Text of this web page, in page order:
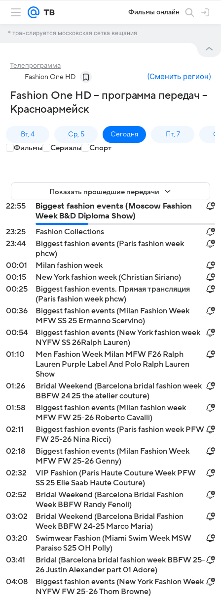
Фильмы онлайн
* транслируется московская сетка вещания
Телепрограмма
Fashion One HD (Сменить регион)
Fashion One HD – программа передач –
Красноармейск
Вт, 4 Ср, 5 Сегодня Пт, 7
Фильмы Сериалы Спорт
Показать прошедшие передачи
22:55
Biggest fashion events (Moscow Fashion
Week B&D Diploma Show)
23:25
Fashion Collections
23:44
Biggest fashion events (Paris fashion week
phcw)
00:01
Milan fashion week
00:15
New York fashion week (Christian Siriano)
00:25
Biggest fashion events. Прямая трансляция
(Paris fashion week phcw)
00:36
Biggest fashion events (Milan Fashion Week
MFW SS 25 Ermanno Scervino)
00:54
Biggest fashion events (New York fashion week
NYFW SS 26Ralph Lauren)
01:10
Men Fashion Week Milan MFW F26 Ralph
Lauren Purple Label And Polo Ralph Lauren
Show
01:26
Bridal Weekend (Barcelona bridal fashion week
BBFW 24 25 the atelier couture)
01:58
Biggest fashion events (Milan fashion week
MFW FW 25-26 Roberto Cavalli)
02:11
Biggest fashion events (Paris fashion week PFW
FW 25-26 Nina Ricci)
02:18
Biggest fashion events (Milan Fashion Week
MFW FW 25-26 Genny)
02:32
VIP Fashion (Paris Haute Couture Week PFW
SS 25 Elie Saab Haute Couture)
02:52
Bridal Weekend (Barcelona Bridal Fashion
Week BBFW Randy Fenoli)
03:02
Bridal Weekend (Barcelona Bridal Fashion
Week BBFW 24-25 Marco Maria)
03:20
Swimwear Fashion (Miami Swim Week MSW
Paraiso S25 OH Polly)
03:41
Bridal (Barcelona bridal fashion week BBFW 25-
26 Justin Alexander part 01 Adore)
04:08
Biggest fashion events (New York Fashion Week
NYFW FW 25-26 Thom Browne)